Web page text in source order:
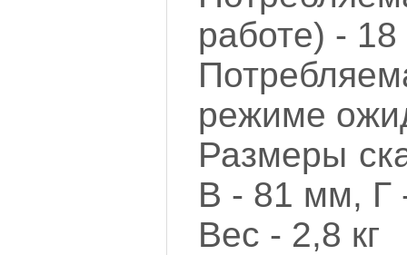
работе) - 18
режиме
Размеры
В - 81 мм, Г
Вес - 2,8 кг